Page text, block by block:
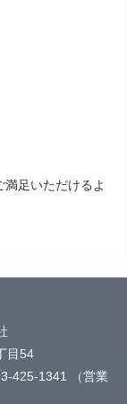
足いただけるよ
目54
425-1341 （営業